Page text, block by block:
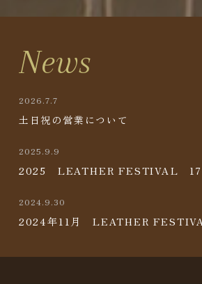
News
2026.7.7
土日祝の営業について
2025.9.9
2025 LEATHER FESTIVAL
2024.9.30
2024年11月 LEATHER